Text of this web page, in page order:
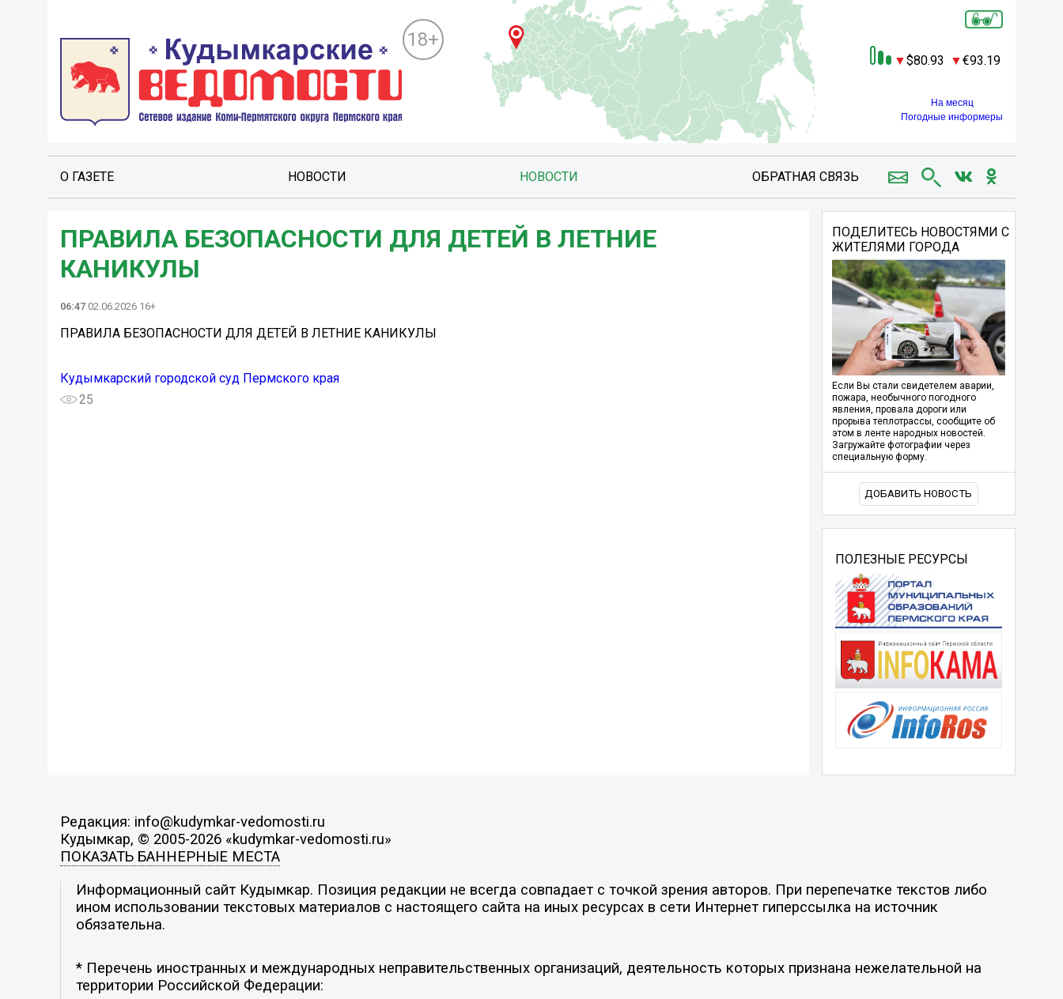
18+
80.93 93.19
На месяц
Погодные информеры
О ГАЗЕТЕ НОВОСТИ НОВОСТИ ОБРАТНАЯ СВЯЗЬ
ПРАВИЛА БЕЗОПАСНОСТИ ДЛЯ ДЕТЕЙ В ЛЕТНИЕ
КАНИКУЛЫ️
06:47 02.06.2026 16+
ПРАВИЛА БЕЗОПАСНОСТИ ДЛЯ ДЕТЕЙ В ЛЕТНИЕ КАНИКУЛЫ️
Кудымкарский городской суд Пермского края
25
ПОДЕЛИТЕСЬ НОВОСТЯМИ С
ЖИТЕЛЯМИ ГОРОДА
Если Вы стали свидетелем аварии,
пожара, необычного погодного
явления, провала дороги или
прорыва теплотрассы, сообщите об
этом в ленте народных новостей.
Загружайте фотографии через
специальную форму.
ДОБАВИТЬ НОВОСТЬ
ПОЛЕЗНЫЕ РЕСУРСЫ
Редакция: info@kudymkar-vedomosti.ru
Кудымкар, © 2005-2026 «kudymkar-vedomosti.ru»
ПОКАЗАТЬ БАННЕРНЫЕ МЕСТА
Информационный сайт Кудымкар. Позиция редакции не всегда совпадает с точкой зрения авторов. При перепечатке текстов либо
ином использовании текстовых материалов с настоящего сайта на иных ресурсах в сети Интернет гиперссылка на источник
обязательна.
* Перечень иностранных и международных неправительственных организаций, деятельность которых признана нежелательной на
территории Российской Федерации: